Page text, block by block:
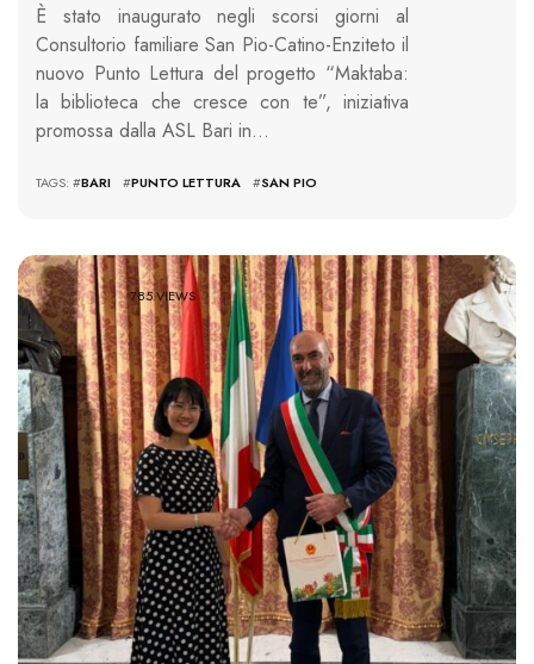
È stato inaugurato negli scorsi giorni al
Consultorio familiare San Pio-Catino-Enziteto il
nuovo Punto Lettura del progetto “Maktaba:
la biblioteca che cresce con te”, iniziativa
promossa dalla ASL Bari in…
TAGS: #BARI #PUNTO LETTURA #SAN PIO
785 VIEWS